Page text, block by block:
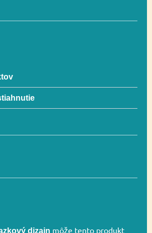
866 x 128 cm
dizajn môže tento produkt